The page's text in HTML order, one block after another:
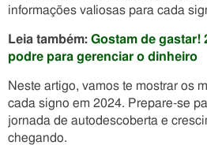
informações valiosas para cada
Leia também: Gostam de gastar!
podre para gerenciar o dinheiro
Neste artigo, vamos te mostrar os
cada signo em 2024. Prepare-se
jornada de autodescoberta e
chegando.